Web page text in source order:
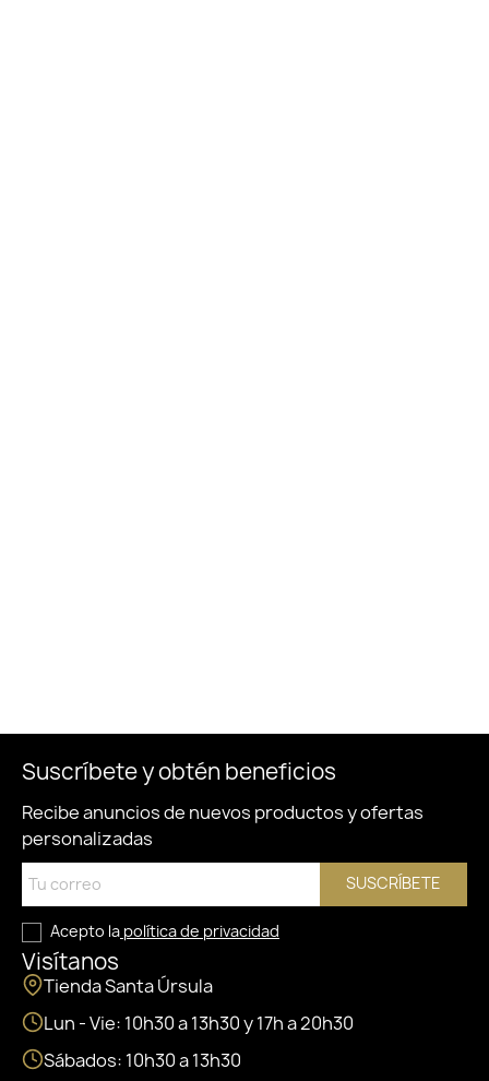
Suscríbete y obtén beneficios
Recibe anuncios de nuevos productos y ofertas
personalizadas
SUSCRÍBETE
Acepto la política de privacidad
Visítanos
Tienda Santa Úrsula
Lun - Vie: 10h30 a 13h30 y 17h a 20h30
Sábados: 10h30 a 13h30